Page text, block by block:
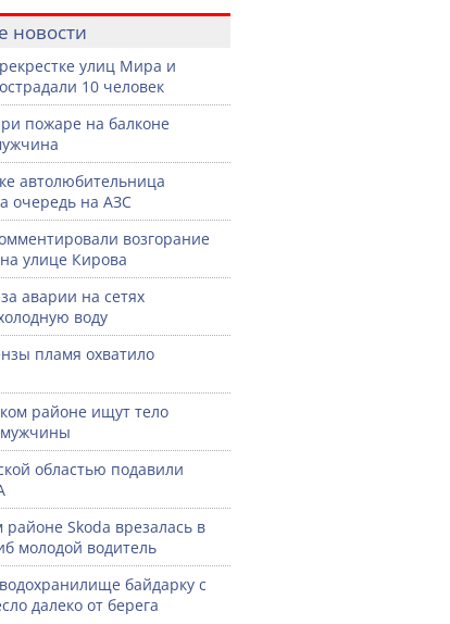
новости
улиц Мира и
10 человек
пожаре на балконе
автолюбительница
очередь на АЗС
возгорание
улице Кирова
аварии на сетях
воду
пламя охватило
районе ищут тело
мужчины
областью подавили
районе Skoda врезалась в
молодой водитель
байдарку с
далеко от берега